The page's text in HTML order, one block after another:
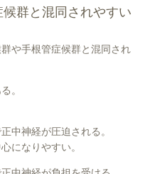
群と混同されやすい
や手根管症候群と混同され
。
中神経が圧迫される。
になりやすい。